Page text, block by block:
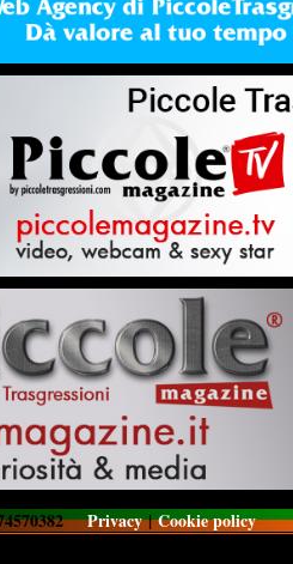
Privacy|Cookie policy